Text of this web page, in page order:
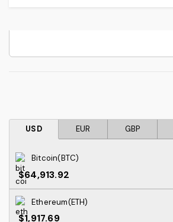
USD EUR GBP
Bitcoin(BTC)
$64,913.92
Ethereum(ETH)
$1,917.69